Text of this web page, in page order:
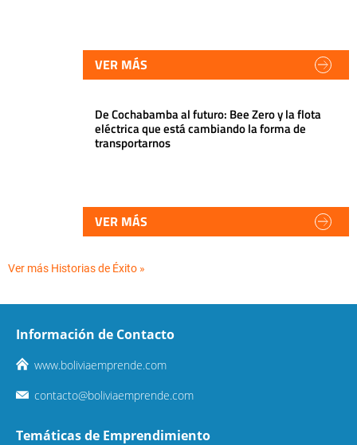
VER MÁS
De Cochabamba al futuro: Bee Zero y la flota
eléctrica que está cambiando la forma de
transportarnos
VER MÁS
Ver más Historias de Éxito »
Información de Contacto
www.boliviaemprende.com
contacto@boliviaemprende.com
Temáticas de Emprendimiento